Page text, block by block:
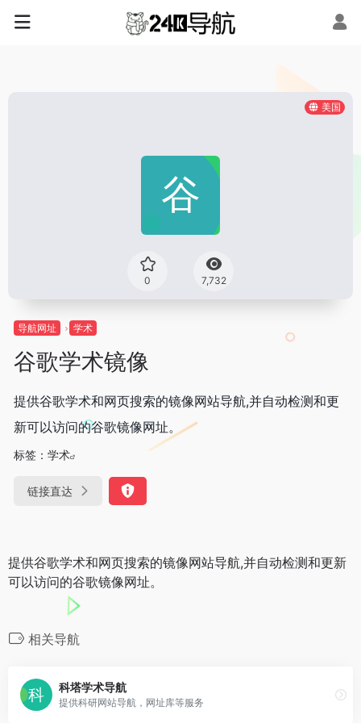
美国
0 7,732
导航网址 学术
谷歌学术镜像
提供谷歌学术和网页搜索的镜像网站导航,并自动检测和更
新可以访问的谷歌镜像网址。
标签： 学术
链接直达
提供谷歌学术和网页搜索的镜像网站导航,并自动检测和更新
可以访问的谷歌镜像网址。
相关导航
科塔学术导航
提供科研网站导航，网址库等服务